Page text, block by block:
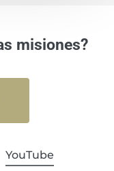
misiones?
YouTube